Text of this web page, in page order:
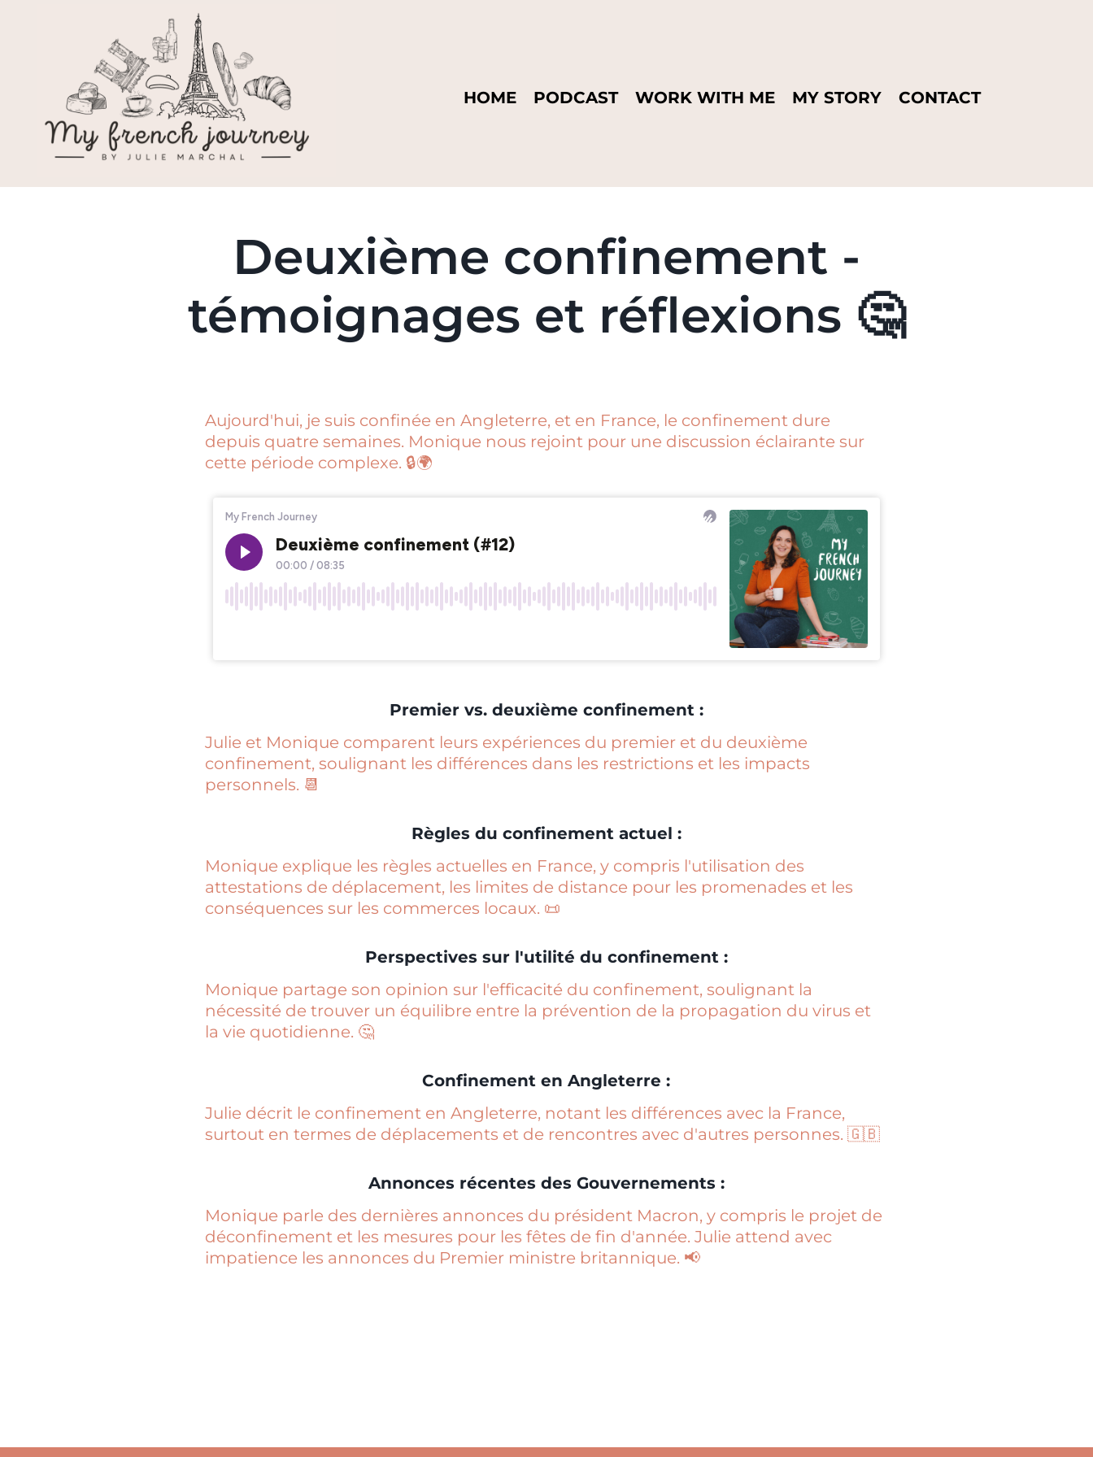
HOME PODCAST WORK WITH ME MY STORY CONTACT
Deuxième confinement -
témoignages et réflexions 🤔
Aujourd'hui, je suis confinée en Angleterre, et en France, le confinement dure
depuis quatre semaines. Monique nous rejoint pour une discussion éclairante sur
cette période complexe. 🔒🌍
Premier vs. deuxième confinement :
Julie et Monique comparent leurs expériences du premier et du deuxième
confinement, soulignant les différences dans les restrictions et les impacts
personnels. 📆
Règles du confinement actuel :
Monique explique les règles actuelles en France, y compris l'utilisation des
attestations de déplacement, les limites de distance pour les promenades et les
conséquences sur les commerces locaux. 📜
Perspectives sur l'utilité du confinement :
Monique partage son opinion sur l'efficacité du confinement, soulignant la
nécessité de trouver un équilibre entre la prévention de la propagation du virus et
la vie quotidienne. 🤔
Confinement en Angleterre :
Julie décrit le confinement en Angleterre, notant les différences avec la France,
surtout en termes de déplacements et de rencontres avec d'autres personnes. 🇬🇧
Annonces récentes des Gouvernements :
Monique parle des dernières annonces du président Macron, y compris le projet de
déconfinement et les mesures pour les fêtes de fin d'année. Julie attend avec
impatience les annonces du Premier ministre britannique. 📢